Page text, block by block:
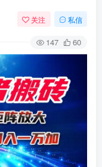
关注 私信
147 60